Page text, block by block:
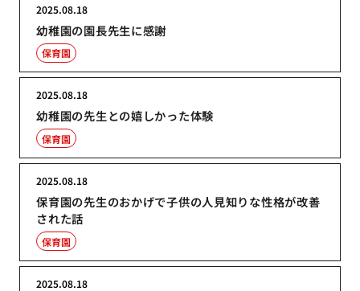
幼稚園の園長先生に感謝
2025.08.18
保育園
幼稚園の先生との嬉しかった体験
2025.08.18
保育園
保育園の先生のおかげで子供の人見知りな性格が改善
された話
2025.08.18
保育園
2025.08.18